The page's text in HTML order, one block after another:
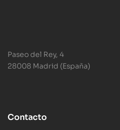
Paseo del Rey, 4
28008 Madrid (España)
Contacto